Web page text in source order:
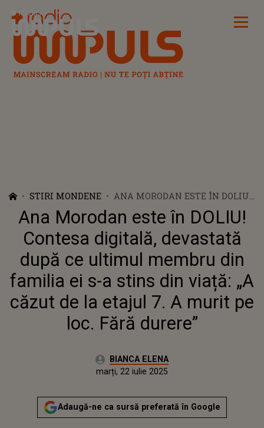
Radio Impuls
STIRI MONDENE
ANA MORODAN ESTE ÎN DOLIU!
CONTESA DIGITALĂ, DEVASTATĂ
DUPĂ CE ULTIMUL MEMBRU
DIN FAMILIA EI S-A STINS DIN
VIAȚĂ: „A CĂZUT DE LA ETAJUL
7. A MURIT PE LOC. FĂRĂ
Ana Morodan este în DOLIU!
Contesa digitală, devastată
după ce ultimul membru din
familia ei s-a stins din viață: „A
căzut de la etajul 7. A murit pe
loc. Fără durere”
Autor:BIANCA ELENA
Actualizat:
marți, 22 iulie 2025
Adaugă-ne ca sursă preferată în Google